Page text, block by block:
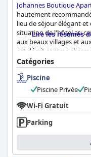
Johannes Boutique
hautement
lieu de séjour élégant et
situation de l'hôtel au
aux beaux villages et
est décrit comme
substantiel avec une
piscine avec un service
chambres sont
des cuisines bien
et ses installations bien
amical, accueillant,
l'impression de faire
point fort pour de
pour les enfants et une
Lire les résumés
Catégories
Piscine
Piscine Privée
Wi-Fi Gratuit
Parking